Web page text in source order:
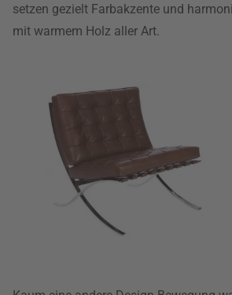
setzen gezielt Farbakzente und
mit warmem Holz aller Art.